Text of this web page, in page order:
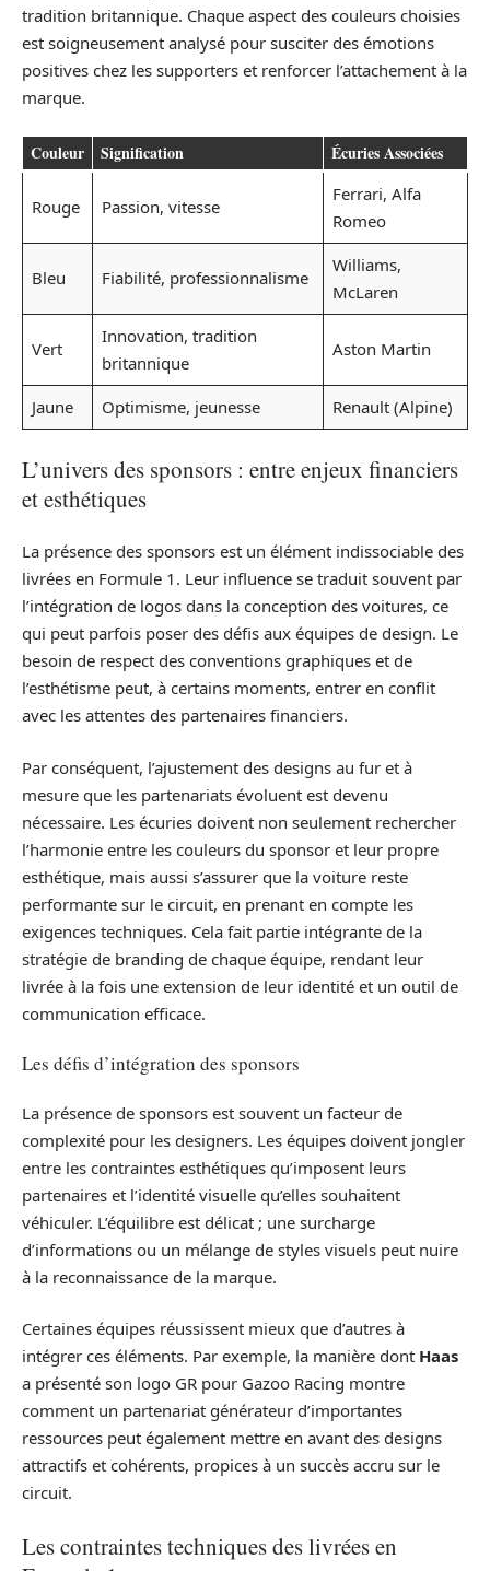
tradition britannique. Chaque aspect des couleurs choisies
est soigneusement analysé pour susciter des émotions
positives chez les supporters et renforcer l’attachement à la
marque.
Couleur Signification Écuries Associées
Rouge Passion, vitesse
Ferrari, Alfa
Romeo
Bleu Fiabilité, professionnalisme
Williams,
McLaren
Vert
Innovation, tradition
britannique
Aston Martin
Jaune Optimisme, jeunesse Renault (Alpine)
L’univers des sponsors : entre enjeux financiers
et esthétiques
La présence des sponsors est un élément indissociable des
livrées en Formule 1. Leur influence se traduit souvent par
l’intégration de logos dans la conception des voitures, ce
qui peut parfois poser des défis aux équipes de design. Le
besoin de respect des conventions graphiques et de
l’esthétisme peut, à certains moments, entrer en conflit
avec les attentes des partenaires financiers.
Par conséquent, l’ajustement des designs au fur et à
mesure que les partenariats évoluent est devenu
nécessaire. Les écuries doivent non seulement rechercher
l’harmonie entre les couleurs du sponsor et leur propre
esthétique, mais aussi s’assurer que la voiture reste
performante sur le circuit, en prenant en compte les
exigences techniques. Cela fait partie intégrante de la
stratégie de branding de chaque équipe, rendant leur
livrée à la fois une extension de leur identité et un outil de
communication efficace.
Les défis d’intégration des sponsors
La présence de sponsors est souvent un facteur de
complexité pour les designers. Les équipes doivent jongler
entre les contraintes esthétiques qu’imposent leurs
partenaires et l’identité visuelle qu’elles souhaitent
véhiculer. L’équilibre est délicat ; une surcharge
d’informations ou un mélange de styles visuels peut nuire
à la reconnaissance de la marque.
Certaines équipes réussissent mieux que d’autres à
intégrer ces éléments. Par exemple, la manière dont Haas
a présenté son logo GR pour Gazoo Racing montre
comment un partenariat générateur d’importantes
ressources peut également mettre en avant des designs
attractifs et cohérents, propices à un succès accru sur le
circuit.
Les contraintes techniques des livrées en